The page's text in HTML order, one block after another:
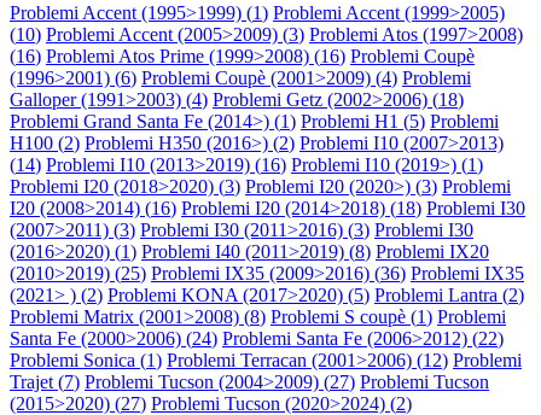
Problemi Accent (1995>1999) (1) Problemi Accent (1999>2005)
(10) Problemi Accent (2005>2009) (3) Problemi Atos (1997>2008)
(16) Problemi Atos Prime (1999>2008) (16) Problemi Coupè
(1996>2001) (6) Problemi Coupè (2001>2009) (4) Problemi
Galloper (1991>2003) (4) Problemi Getz (2002>2006) (18)
Problemi Grand Santa Fe (2014>) (1) Problemi H1 (5) Problemi
H100 (2) Problemi H350 (2016>) (2) Problemi I10 (2007>2013)
(14) Problemi I10 (2013>2019) (16) Problemi I10 (2019>) (1)
Problemi I20 (2018>2020) (3) Problemi I20 (2020>) (3) Problemi
I20 (2008>2014) (16) Problemi I20 (2014>2018) (18) Problemi I30
(2007>2011) (3) Problemi I30 (2011>2016) (3) Problemi I30
(2016>2020) (1) Problemi I40 (2011>2019) (8) Problemi IX20
(2010>2019) (25) Problemi IX35 (2009>2016) (36) Problemi IX35
(2021> ) (2) Problemi KONA (2017>2020) (5) Problemi Lantra (2)
Problemi Matrix (2001>2008) (8) Problemi S coupè (1) Problemi
Santa Fe (2000>2006) (24) Problemi Santa Fe (2006>2012) (22)
Problemi Sonica (1) Problemi Terracan (2001>2006) (12) Problemi
Trajet (7) Problemi Tucson (2004>2009) (27) Problemi Tucson
(2015>2020) (27) Problemi Tucson (2020>2024) (2)